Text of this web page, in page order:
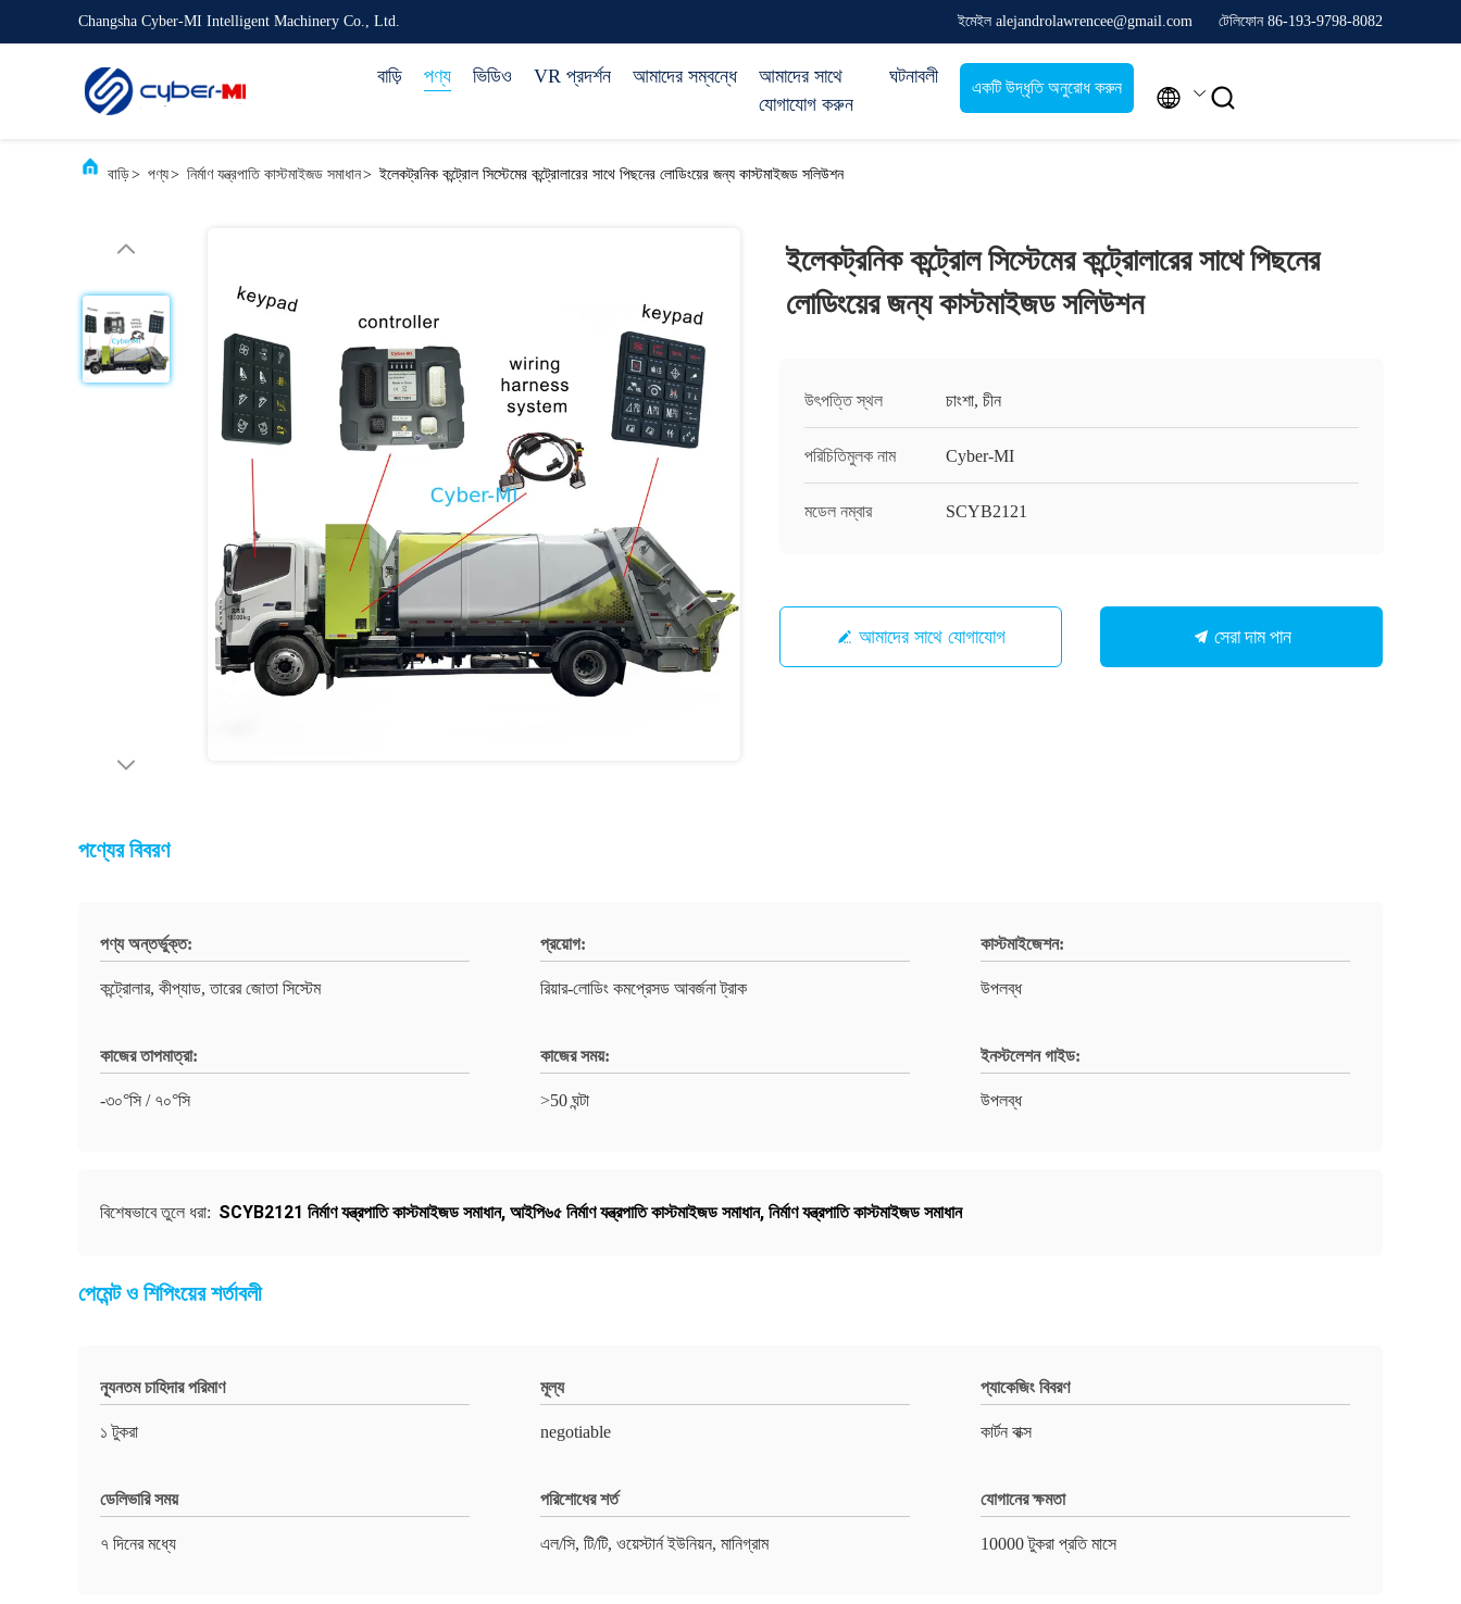
Changsha Cyber-MI Intelligent Machinery Co., Ltd. ইমেইল alejandrolawrencee@gmail.com টেলিফোন 86-193-9798-8082
বাড়ি পণ্য ভিডিও VR প্রদর্শন আমাদের সম্বন্ধে
আমাদের সাথে
যোগাযোগ করুন
ঘটনাবলী
একটি উদ্ধৃতি অনুরোধ করুন  
বাড়ি> পণ্য> নির্মাণ যন্ত্রপাতি কাস্টমাইজড সমাধান> ইলেকট্রনিক কন্ট্রোল সিস্টেমের কন্ট্রোলারের সাথে পিছনের লোডিংয়ের জন্য কাস্টমাইজড সলিউশন
ইলেকট্রনিক কন্ট্রোল সিস্টেমের কন্ট্রোলারের সাথে পিছনের
লোডিংয়ের জন্য কাস্টমাইজড সলিউশন
উৎপত্তি স্থল চাংশা, চীন
পরিচিতিমুলক নাম Cyber-MI
মডেল নম্বার SCYB2121
আমাদের সাথে যোগাযোগ সেরা দাম পান
পণ্যের বিবরণ
পণ্য অন্তর্ভুক্ত:
কন্ট্রোলার, কীপ্যাড, তারের জোতা সিস্টেম
প্রয়োগ:
রিয়ার-লোডিং কমপ্রেসড আবর্জনা ট্রাক
কাস্টমাইজেশন:
উপলব্ধ
কাজের তাপমাত্রা:
-৩০°সি / ৭০°সি
কাজের সময়:
>50 ঘন্টা
ইনস্টলেশন গাইড:
উপলব্ধ
বিশেষভাবে তুলে ধরা: SCYB2121 নির্মাণ যন্ত্রপাতি কাস্টমাইজড সমাধান, আইপি৬৫ নির্মাণ যন্ত্রপাতি কাস্টমাইজড সমাধান, নির্মাণ যন্ত্রপাতি কাস্টমাইজড সমাধান
পেমেন্ট ও শিপিংয়ের শর্তাবলী
ন্যূনতম চাহিদার পরিমাণ
১ টুকরা
মূল্য
negotiable
প্যাকেজিং বিবরণ
কার্টন বাক্স
ডেলিভারি সময়
৭ দিনের মধ্যে
পরিশোধের শর্ত
এল/সি, টি/টি, ওয়েস্টার্ন ইউনিয়ন, মানিগ্রাম
যোগানের ক্ষমতা
10000 টুকরা প্রতি মাসে